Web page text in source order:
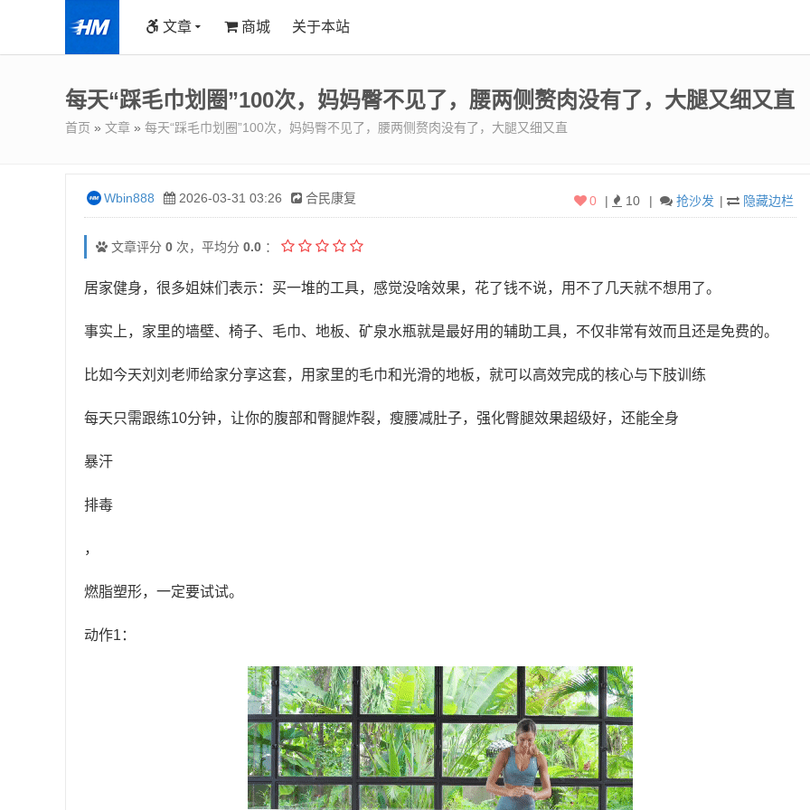
文章 商城 关于本站
每天“踩毛巾划圈”100次，妈妈臀不见了，腰两侧赘肉没有了，大腿又细又直
首页 » 文章 » 每天“踩毛巾划圈”100次，妈妈臀不见了，腰两侧赘肉没有了，大腿又细又直
Wbin888 2026-03-31 03:26 合民康复 | 隐藏边栏
| 抢沙发
| 10
0
文章评分 0 次，平均分 0.0 ：
居家健身，很多姐妹们表示：买一堆的工具，感觉没啥效果，花了钱不说，用不了几天就不想用了。
事实上，家里的墙壁、椅子、毛巾、地板、矿泉水瓶就是最好用的辅助工具，不仅非常有效而且还是免费的。
比如今天刘刘老师给家分享这套，用家里的毛巾和光滑的地板，就可以高效完成的核心与下肢训练
每天只需跟练10分钟，让你的腹部和臀腿炸裂，瘦腰减肚子，强化臀腿效果超级好，还能全身
暴汗
排毒
，
燃脂塑形，一定要试试。
动作1：